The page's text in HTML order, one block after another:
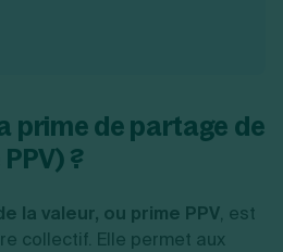
prime de partage de
?
la valeur, ou prime PPV, est
collectif. Elle permet aux